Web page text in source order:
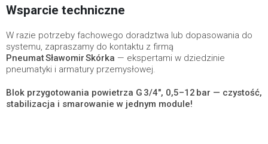
Wsparcie techniczne
W razie potrzeby fachowego doradztwa lub dopasowania do
systemu, zapraszamy do kontaktu z firmą
Pneumat Sławomir Skórka — ekspertami w dziedzinie
pneumatyki i armatury przemysłowej.
Blok przygotowania powietrza G 3/4″, 0,5–12 bar — czystość,
stabilizacja i smarowanie w jednym module!